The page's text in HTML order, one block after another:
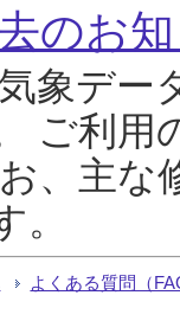
のお
象デー
ご利用
、主な
。
よくある質問（